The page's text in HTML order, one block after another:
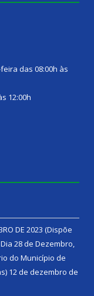
das 08:00h às
12:00h
DE 2023 (Dispõe
28 de Dezembro,
do Município de
12 de dezembro de